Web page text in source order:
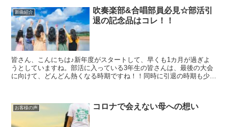
新曲紹介
吹奏楽部&合唱部員必見☆部活引
退の記念品はコレ！！
皆さん、こんにちは♪新年度がスタートして、早くも1カ月が過ぎよ
うとしていますね。部活に入っている3年生の皆さんは、最後の大会
に向けて、どんどん熱くなる時期ですね！！同時に引退の時期も少し
お客様の声 コロナで会えない母への想い